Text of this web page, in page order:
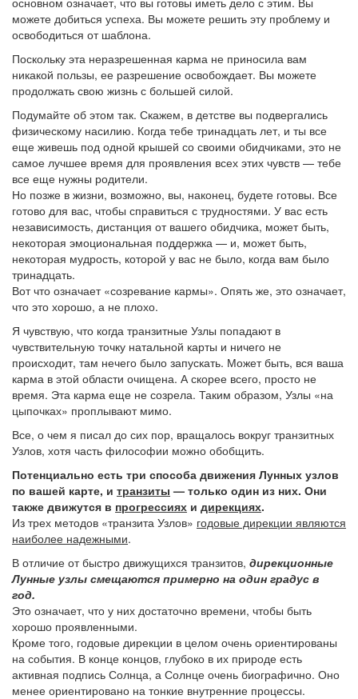
можете добиться успеха. Вы можете решить эту проблему и
освободиться от шаблона.
Поскольку эта неразрешенная карма не приносила вам
никакой пользы, ее разрешение освобождает. Вы можете
продолжать свою жизнь с большей силой.
Подумайте об этом так. Скажем, в детстве вы подвергались
физическому насилию. Когда тебе тринадцать лет, и ты все
еще живешь под одной крышей со своими обидчиками, это не
самое лучшее время для проявления всех этих чувств — тебе
все еще нужны родители.
Но позже в жизни, возможно, вы, наконец, будете готовы. Все
готово для вас, чтобы справиться с трудностями. У вас есть
независимость, дистанция от вашего обидчика, может быть,
некоторая эмоциональная поддержка — и, может быть,
некоторая мудрость, которой у вас не было, когда вам было
тринадцать.
Вот что означает «созревание кармы». Опять же, это означает,
что это хорошо, а не плохо.
Я чувствую, что когда транзитные Узлы попадают в
чувствительную точку натальной карты и ничего не
происходит, там нечего было запускать. Может быть, вся ваша
карма в этой области очищена. А скорее всего, просто не
время. Эта карма еще не созрела. Таким образом, Узлы «на
цыпочках» проплывают мимо.
Все, о чем я писал до сих пор, вращалось вокруг транзитных
Узлов, хотя часть философии можно обобщить.
Потенциально есть три способа движения Лунных узлов
по вашей карте, и транзиты — только один из них. Они
также движутся в прогрессиях и дирекциях.
Из трех методов «транзита Узлов» годовые дирекции являются
наиболее надежными.
В отличие от быстро движущихся транзитов, дирекционные
Лунные узлы смещаются примерно на один градус в
год.
Это означает, что у них достаточно времени, чтобы быть
хорошо проявленными.
Кроме того, годовые дирекции в целом очень ориентированы
на события. В конце концов, глубоко в их природе есть
активная подпись Солнца, а Солнце очень биографично. Оно
менее ориентировано на тонкие внутренние процессы.